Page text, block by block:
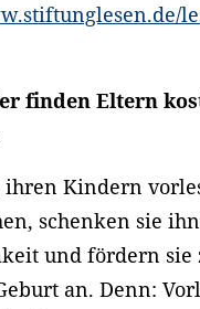
finden Eltern
Kindern
schenken sie
und fördern sie
an. Denn: